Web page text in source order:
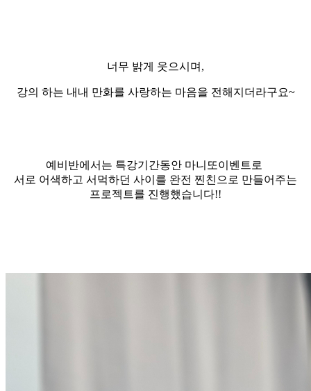
너무 밝게 웃으시며,
강의 하는 내내 만화를 사랑하는 마음을 전해지더라구요~
예비반에서는 특강기간동안 마니또이벤트로
서로 어색하고 서먹하던 사이를 완전 찐친으로 만들어주는
프로젝트를 진행했습니다!!